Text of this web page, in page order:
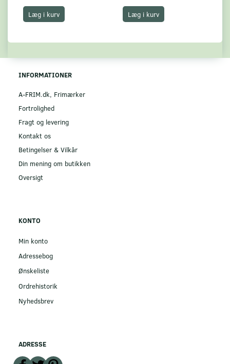
Læg i kurv Læg i kurv
INFORMATIONER
A-FRIM.dk, Frimærker
Fortrolighed
Fragt og levering
Kontakt os
Betingelser & Vilkår
Din mening om butikken
Oversigt
KONTO
Min konto
Adressebog
Ønskeliste
Ordrehistorik
Nyhedsbrev
ADRESSE